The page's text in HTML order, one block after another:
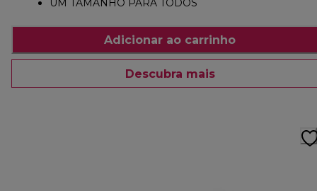
UM TAMANHO PARA TODOS
Adicionar ao carrinho
Descubra mais